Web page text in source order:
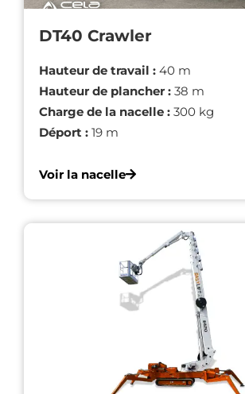
DT40 Crawler
Hauteur de travail : 40 m
Hauteur de plancher : 38 m
Charge de la nacelle : 300 kg
Déport : 19 m
Voir la nacelle